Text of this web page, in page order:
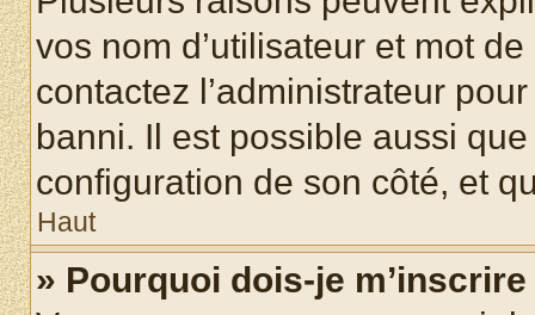
vos nom d’utilisateur et mot
contactez l’administrateur
banni. Il est possible aussi
configuration de son côté, et
Haut
» Pourquoi dois-je